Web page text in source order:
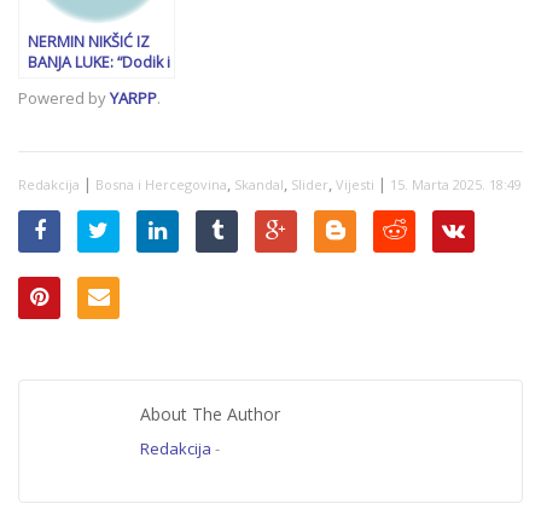
NERMIN NIKŠIĆ IZ
BANJA LUKE: “Dodik i
politički sagovornici,
Powered byYARPP.
Redakcija | Bosna i Hercegovina, Skandal, Slider, Vijesti | 15. Marta 2025. 18:49
About The Author
Redakcija -